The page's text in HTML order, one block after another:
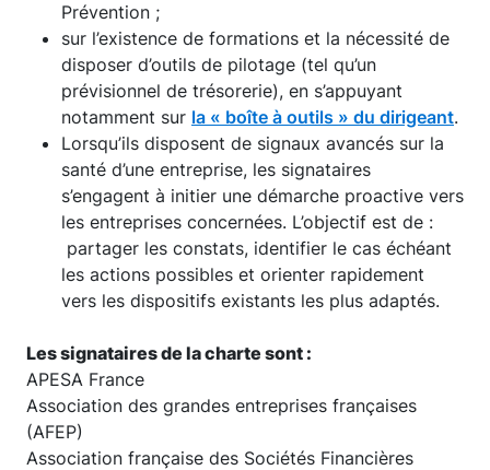
Prévention ;
sur l’existence de formations et la nécessité de
disposer d’outils de pilotage (tel qu’un
prévisionnel de trésorerie), en s’appuyant
notamment sur la « boîte à outils » du dirigeant.
Lorsqu’ils disposent de signaux avancés sur la
santé d’une entreprise, les signataires
s’engagent à initier une démarche proactive vers
les entreprises concernées. L’objectif est de :
partager les constats, identifier le cas échéant
les actions possibles et orienter rapidement
vers les dispositifs existants les plus adaptés.
Les signataires de la charte sont :
APESA France
Association des grandes entreprises françaises
(AFEP)
Association française des Sociétés Financières